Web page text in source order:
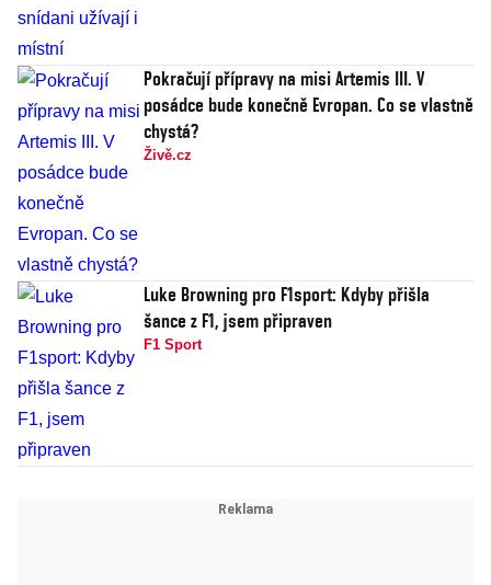
Pokračují přípravy na misi Artemis III. V
posádce bude konečně Evropan. Co se vlastně
chystá?
Živě.cz
Luke Browning pro F1sport: Kdyby přišla
šance z F1, jsem připraven
F1 Sport